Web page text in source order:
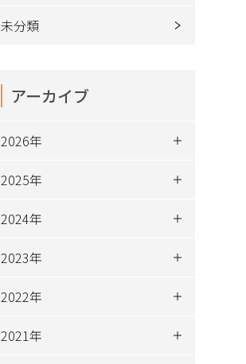
未分類
アーカイブ
2026年
2025年
2024年
2023年
2022年
2021年